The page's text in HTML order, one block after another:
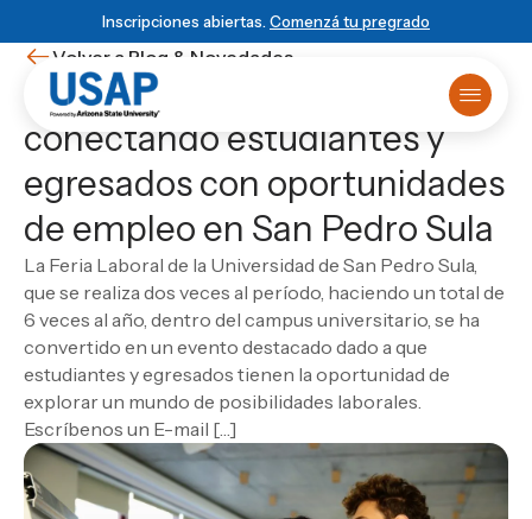
Inscripciones abiertas. Comenzá tu pregrado
Primer ingreso
Sobre USAP
Powered by ASU
Blog & Novedades
Matricula virtual
Campus Virtual
Biblioteca
USAP Plus
DUX
Matricularme Ahora
Escuela de Ciencias Informáticas
Escuela de Ciencias de la Administración y los
Negocios
Escuela de Ciencias Industriales
Escuela de Mercadotecnia
Escuela de Diseño
Escuela de Turismo y Lenguas Extranjeras
Escuela de Ciencias Agronómicas
¿Ya sabés que estudiar?
Matrículas online
Primer Ingreso
Traslado universitario
Reuniones informativas
Test de orientación
Solicitá más información
HISTORIA USAP
Historia de USAP
Educación STEM
Liderazgo y normas
Cátedra Rafael Heliodoro Valle
DUX Escuela de Negocios y Gobierno en
Honduras
VIDA USAP
Vida estudiantil
Beneficios
Calendario académico
Consultorio jurídico
POWERED BY ASU
Arizona State University
Programa 4+1
Vinculación Externa
Empezálocal, graduate
global
Conocé el programa 4+1
BLOG & NOVEDADES
Blog
Noticias
Eventos
Novedades
Ver todas las entradas
Novedad
Las carreras más visionarias
Leer artículo
Volver a Blog & Novedades
Feria Laboral USAP:
conectando estudiantes y
egresados con oportunidades
de empleo en San Pedro Sula
La Feria Laboral de la Universidad de San Pedro Sula,
que se realiza dos veces al período, haciendo un total de
6 veces al año, dentro del campus universitario, se ha
convertido en un evento destacado dado a que
estudiantes y egresados tienen la oportunidad de
explorar un mundo de posibilidades laborales.
Escríbenos un E-mail […]